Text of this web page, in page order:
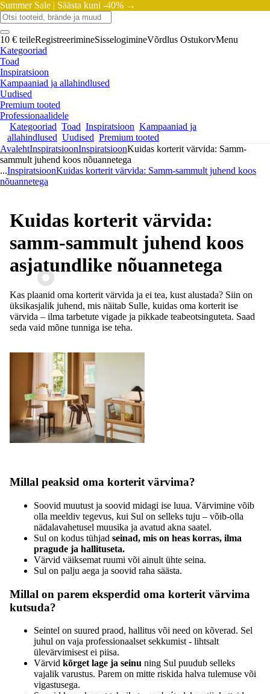
Summer Sale | Säästa kuni -40% →
10 € teileRegistreerimineSisselogimineVõrdlus OstukorvMenu
Kategooriad
Toad
Inspiratsioon
Kampaaniad ja allahindlused
Uudised
Premium tooted
Professionaalidele
Kategooriad Toad Inspiratsioon Kampaaniad ja
allahindlused Uudised Premium tooted
AvalehtInspiratsioonInspiratsioonKuidas korterit värvida: Samm-
sammult juhend koos nõuannetega
...InspiratsioonKuidas korterit värvida: Samm-sammult juhend koos
nõuannetega
Kuidas korterit värvida:
samm-sammult juhend koos
asjatundlike nõuannetega
Kas plaanid oma korterit värvida ja ei tea, kust alustada? Siin on
üksikasjalik juhend, mis näitab Sulle, kuidas oma korterit ise
värvida – ilma tarbetute vigade ja pikkade teabeotsinguteta. Saad
seda vaid mõne tunniga ise teha.
Millal peaksid oma korterit värvima?
Soovid muutust ja soovid midagi ise luua. Värvimine võib
olla meeldiv tegevus, kui Sul on selleks tuju – võib-olla
nädalavahetusel muusika ja avatud akna saatel.
Sul on kodus tühjad seinad, mis on heas korras, ilma
pragude ja hallituseta.
Värvid väiksemat ruumi või ainult ühte seina.
Sul on palju aega ja soovid raha säästa.
Millal on parem eksperdid oma korterit värvima
kutsuda?
Seintel on suured praod, hallitus või need on kõverad. Sel
juhul on vaja professionaalset sekkumist - lihtsalt
ülevärvimisest ei piisa.
Värvid kõrget lage ja seinu ning Sul puudub selleks
vajalik varustus. Parem on mitte riskida halva tulemuse või
vigastusega.